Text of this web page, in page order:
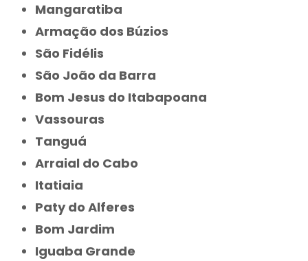
Mangaratiba
Armação dos Búzios
São Fidélis
São João da Barra
Bom Jesus do Itabapoana
Vassouras
Tanguá
Arraial do Cabo
Itatiaia
Paty do Alferes
Bom Jardim
Iguaba Grande